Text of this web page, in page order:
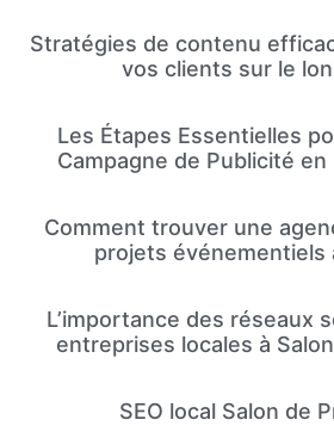
Stratégies de contenu
vos clients sur le
Les Étapes Essentielles
Campagne de Publicité en
Comment trouver une
projets événementiels
L’importance des réseaux
entreprises locales à
SEO local Salon de